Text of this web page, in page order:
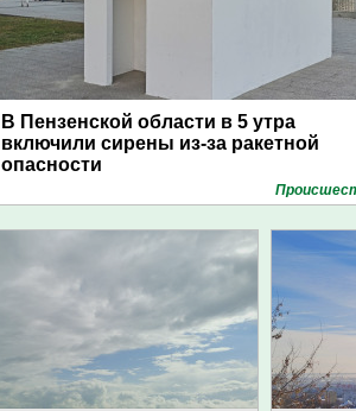
В Пензенской области в 5 утра
включили сирены из-за ракетной
опасности